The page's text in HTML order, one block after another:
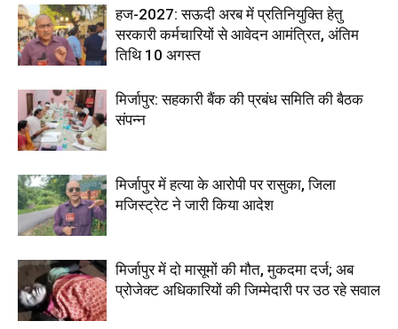
हज-2027: सऊदी अरब में प्रतिनियुक्ति हेतु
सरकारी कर्मचारियों से आवेदन आमंत्रित, अंतिम
तिथि 10 अगस्त
मिर्जापुर: सहकारी बैंक की प्रबंध समिति की बैठक
संपन्न
मिर्जापुर में हत्या के आरोपी पर रासुका, जिला
मजिस्ट्रेट ने जारी किया आदेश
मिर्जापुर में दो मासूमों की मौत, मुकदमा दर्ज; अब
प्रोजेक्ट अधिकारियों की जिम्मेदारी पर उठ रहे सवाल